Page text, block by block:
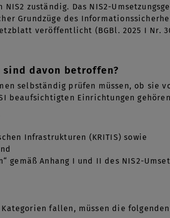
NIS2 zuständig. Das NIS2-
Grundzüge des
veröffentlicht (BGBl. 2025 I Nr.
sind davon betroffen?
selbständig prüfen müssen, ob sie
beaufsichtigten Einrichtungen
Infrastrukturen (KRITIS) sowie
gemäß Anhang I und II des NIS2-
fallen, müssen die